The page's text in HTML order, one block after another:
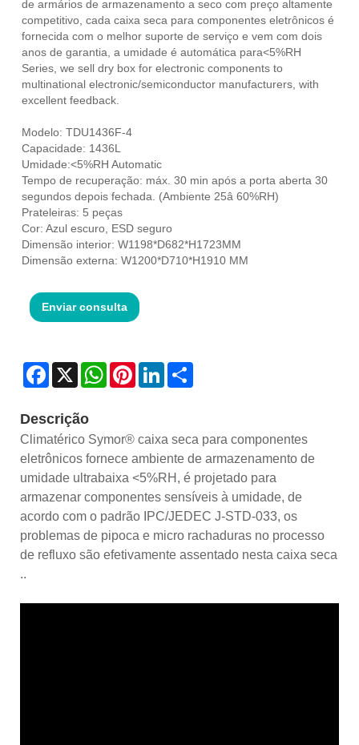
de armários de armazenamento a seco com preço altamente
competitivo, cada caixa seca para componentes eletrônicos é
fornecida com o melhor suporte de serviço e vem com dois
anos de garantia, a umidade é automática para<5%RH
Series, we sell dry box for electronic components to
multinational electronic/semiconductor manufacturers, with
excellent feedback.
Modelo: TDU1436F-4
Capacidade: 1436L
Umidade:<5%RH Automatic
Tempo de recuperação: máx. 30 min após a porta aberta 30
segundos depois fechada. (Ambiente 25â 60%RH)
Prateleiras: 5 peças
Cor: Azul escuro, ESD seguro
Dimensão interior: W1198*D682*H1723MM
Dimensão externa: W1200*D710*H1910 MM
Enviar consulta
Facebook
X WhatsAppPinterestLinkedIn
Descrição
Climatérico Symor® caixa seca para componentes
eletrônicos fornece ambiente de armazenamento de
umidade ultrabaixa <5%RH, é projetado para
armazenar componentes sensíveis à umidade, de
acordo com o padrão IPC/JEDEC J-STD-033, os
problemas de pipoca e micro rachaduras no processo
de refluxo são efetivamente assentado nesta caixa seca
..